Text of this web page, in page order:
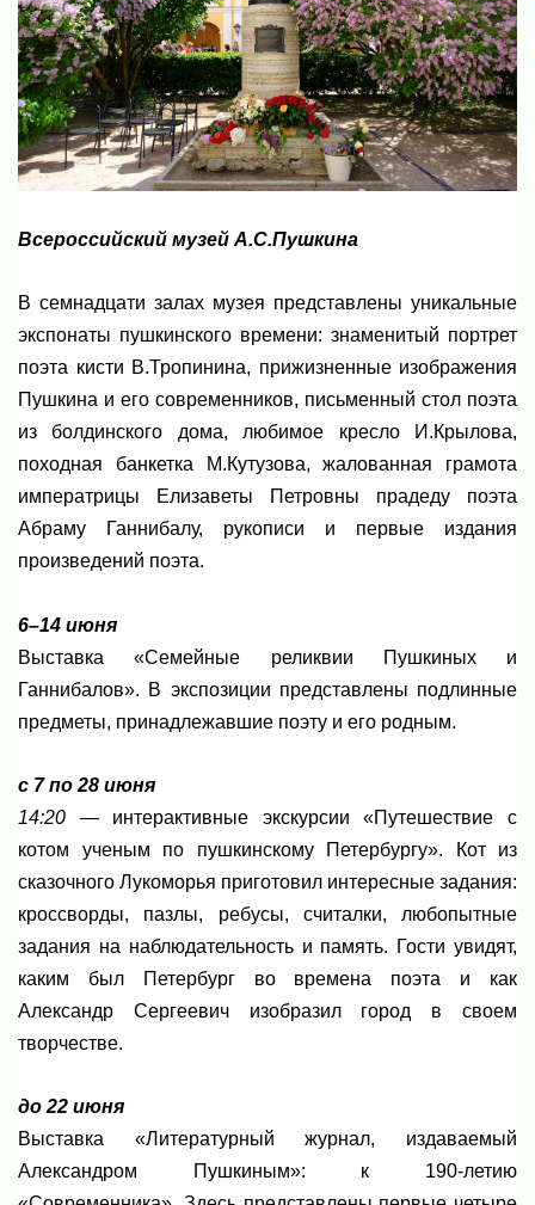
Всероссийский музей А.С.Пушкина
В семнадцати залах музея представлены уникальные
экспонаты пушкинского времени: знаменитый портрет
поэта кисти В.Тропинина, прижизненные изображения
Пушкина и его современников, письменный стол поэта
из болдинского дома, любимое кресло И.Крылова,
походная банкетка М.Кутузова, жалованная грамота
императрицы Елизаветы Петровны прадеду поэта
Абраму Ганнибалу, рукописи и первые издания
произведений поэта.
6–14 июня
Выставка «Семейные реликвии Пушкиных и
Ганнибалов». В экспозиции представлены подлинные
предметы, принадлежавшие поэту и его родным.
с 7 по 28 июня
14:20 — интерактивные экскурсии «Путешествие с
котом ученым по пушкинскому Петербургу». Кот из
сказочного Лукоморья приготовил интересные задания:
кроссворды, пазлы, ребусы, считалки, любопытные
задания на наблюдательность и память. Гости увидят,
каким был Петербург во времена поэта и как
Александр Сергеевич изобразил город в своем
творчестве.
до 22 июня
Выставка «Литературный журнал, издаваемый
Александром Пушкиным»: к 190-летию